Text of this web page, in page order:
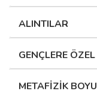
ALINTILAR
GENÇLERE ÖZEL
METAFİZİK